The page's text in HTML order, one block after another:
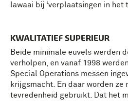
lawaai bij ‘verplaatsingen in het
KWALITATIEF SUPERIEUR
Beide minimale euvels werden
verholpen, en vanaf 1998
Special Operations messen
krijgsmacht. En daar worden ze
tevredenheid gebruikt. Dat het